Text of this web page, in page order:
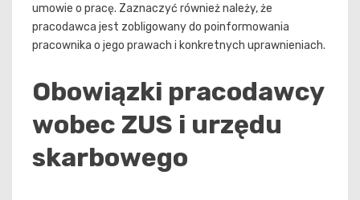
umowie o pracę. Zaznaczyć również należy, że
pracodawca jest zobligowany do poinformowania
pracownika o jego prawach i konkretnych uprawnieniach.
Obowiązki pracodawcy
wobec ZUS i urzędu
skarbowego